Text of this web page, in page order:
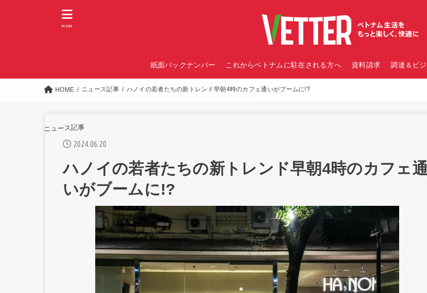
紙面バックナンバー これからベトナムに駐在される方へ 資料請求 調達＆ビ
MENU
HOME ニュース記事 ハノイの若者たちの新トレンド早朝4時のカフェ通いがブームに!?
ニュース記事
2024.06.20
ハノイの若者たちの新トレンド早朝4時のカフェ通
いがブームに!?